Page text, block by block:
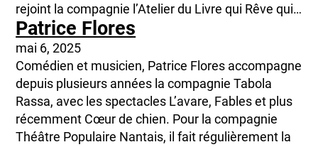
rejoint la compagnie l’Atelier du Livre qui Rêve qui…
Patrice Flores
mai 6, 2025
Comédien et musicien, Patrice Flores accompagne
depuis plusieurs années la compagnie Tabola
Rassa, avec les spectacles L’avare, Fables et plus
récemment Cœur de chien. Pour la compagnie
Théâtre Populaire Nantais, il fait régulièrement la